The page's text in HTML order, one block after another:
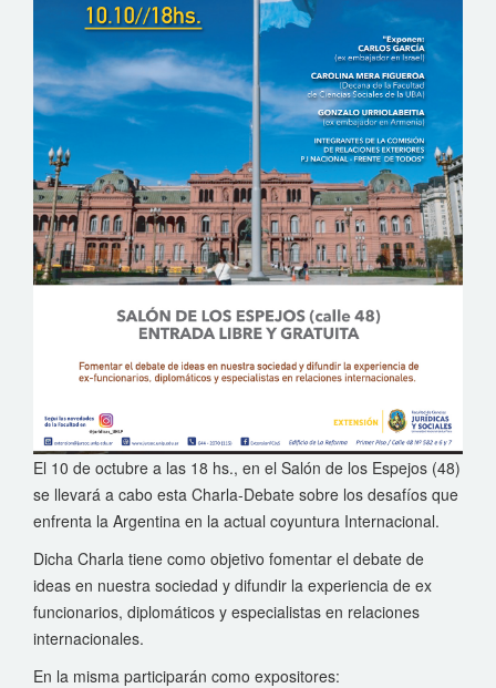
El 10 de octubre a las 18 hs., en el Salón de los Espejos (48)
se llevará a cabo esta Charla-Debate sobre los desafíos que
enfrenta la Argentina en la actual coyuntura Internacional.
Dicha Charla tiene como objetivo fomentar el debate de
ideas en nuestra sociedad y difundir la experiencia de ex
funcionarios, diplomáticos y especialistas en relaciones
internacionales.
En la misma participarán como expositores: